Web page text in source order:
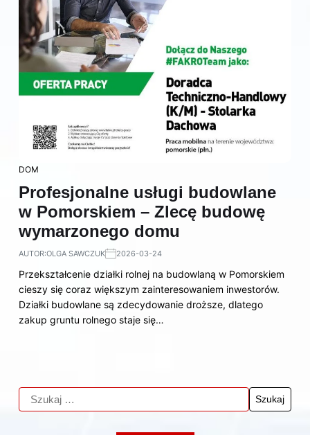
DOM
Profesjonalne usługi budowlane
w Pomorskiem – Zlecę budowę
wymarzonego domu
AUTOR:OLGA SAWCZUK 2026-03-24
Przekształcenie działki rolnej na budowlaną w Pomorskiem
cieszy się coraz większym zainteresowaniem inwestorów.
Działki budowlane są zdecydowanie droższe, dlatego
zakup gruntu rolnego staje się…